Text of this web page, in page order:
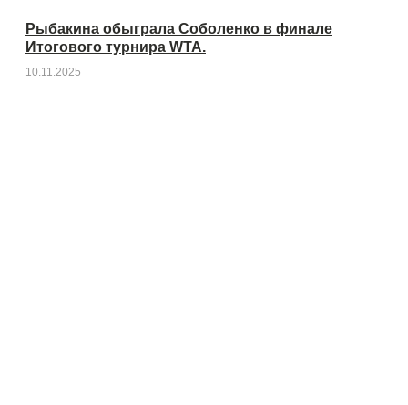
Рыбакина обыграла Соболенко в финале
Итогового турнира WTA.
10.11.2025